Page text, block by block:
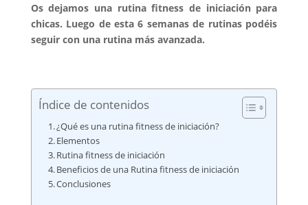
Os dejamos una rutina fitness de iniciación para
chicas. Luego de esta 6 semanas de rutinas podéis
seguir con una rutina más avanzada.
Índice de contenidos
¿Qué es una rutina fitness de iniciación?
Elementos
Rutina fitness de iniciación
Beneficios de una Rutina fitness de iniciación
Conclusiones